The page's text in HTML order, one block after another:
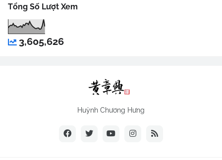
Tổng Số Lượt Xem
3,605,626
Huỳnh Chương Hưng